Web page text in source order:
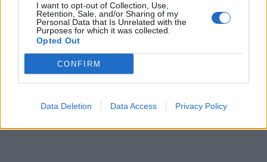
I want to opt-out of Collection, Use,
Retention, Sale, and/or Sharing of my
Personal Data that Is Unrelated with the
Purposes for which it was collected.
Opted Out
CONFIRM
Data Deletion Data Access Privacy Policy